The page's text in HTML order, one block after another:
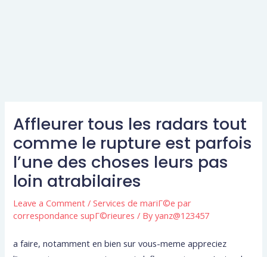
Affleurer tous les radars tout
comme le rupture est parfois
l’une des choses leurs pas
loin atrabilaires
Leave a Comment /Services de mariГ©e par
correspondance supГ©rieures / Byyanz@123457
a faire, notamment en bien sur vous-meme appreciez